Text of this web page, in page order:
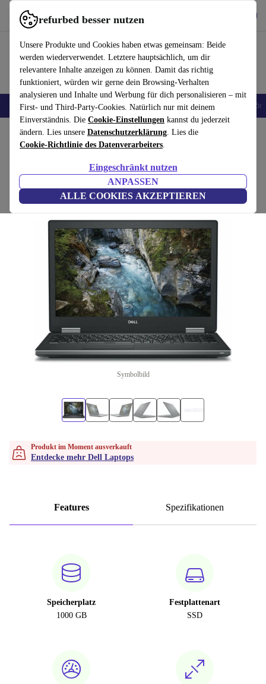
refurbed besser nutzen
Unsere Produkte und Cookies haben etwas gemeinsam: Beide
werden wiederverwendet. Letztere hauptsächlich, um dir
relevantere Inhalte anzeigen zu können. Damit das richtig
funktioniert, würden wir gerne dein Browsing-Verhalten
analysieren und Inhalte und Werbung für dich personalisieren – mit
First- und Third-Party-Cookies. Natürlich nur mit deinem
Einverständnis. Die Cookie-Einstellungen kannst du jederzeit
ändern. Lies unsere Datenschutzerklärung. Lies die
Cookie-Richtlinie des Datenverarbeiters.
Eingeschränkt nutzen
ANPASSEN
ALLE COOKIES AKZEPTIEREN
refurbed schnell und einfach nutzen
🎒 Back to school Handys Laptops Tablets Smartwatches Zubehör
Home Produkte Laptops Dell Laptops
Dell Precision 7540 | i5-9400H | 15.6"
16 GB | 1 TB SSD | Quadro T2000 | Win 11 Pro | US
(1 Bewertung)
Symbolbild
Produkt im Moment ausverkauft
Entdecke mehr Dell Laptops
Features Spezifikationen
Speicherplatz
1000 GB
Festplattenart
SSD